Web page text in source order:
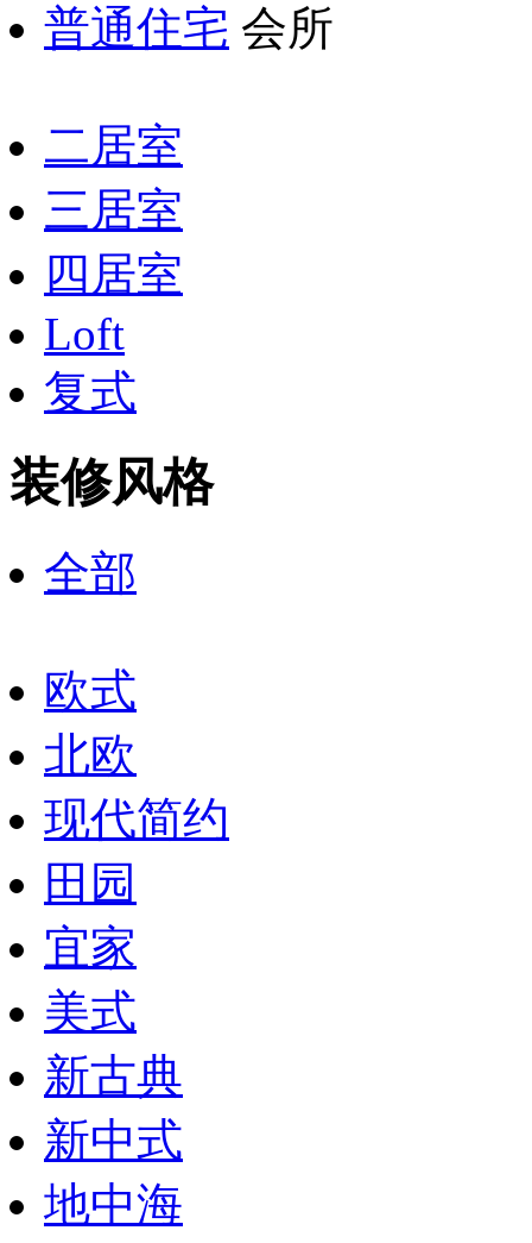
普通住宅 会所
二居室
三居室
四居室
Loft
复式
装修风格
全部
欧式
北欧
现代简约
田园
宜家
美式
新古典
新中式
地中海